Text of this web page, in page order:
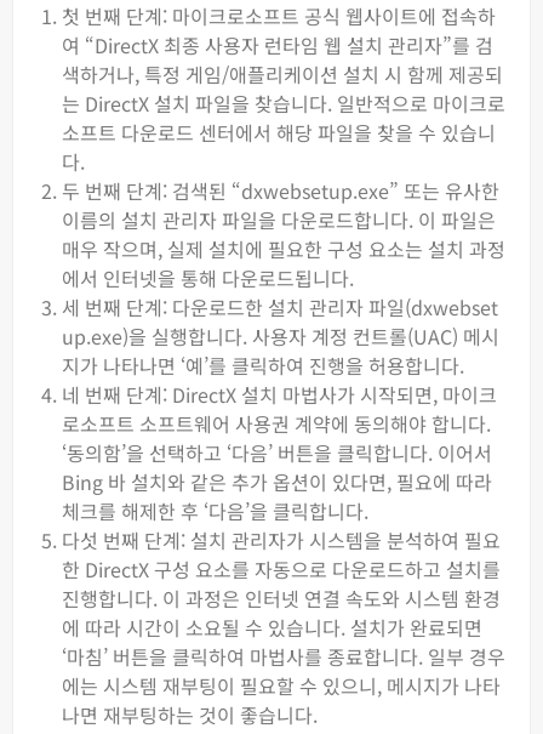
첫 번째 단계: 마이크로소프트 공식 웹사이트에 접속하
여 “DirectX 최종 사용자 런타임 웹 설치 관리자”를 검
색하거나, 특정 게임/애플리케이션 설치 시 함께 제공되
는 DirectX 설치 파일을 찾습니다. 일반적으로 마이크로
소프트 다운로드 센터에서 해당 파일을 찾을 수 있습니
다.
두 번째 단계: 검색된 “dxwebsetup.exe” 또는 유사한
이름의 설치 관리자 파일을 다운로드합니다. 이 파일은
매우 작으며, 실제 설치에 필요한 구성 요소는 설치 과정
에서 인터넷을 통해 다운로드됩니다.
세 번째 단계: 다운로드한 설치 관리자 파일(dxwebset
up.exe)을 실행합니다. 사용자 계정 컨트롤(UAC) 메시
지가 나타나면 ‘예’를 클릭하여 진행을 허용합니다.
네 번째 단계: DirectX 설치 마법사가 시작되면, 마이크
로소프트 소프트웨어 사용권 계약에 동의해야 합니다.
‘동의함’을 선택하고 ‘다음’ 버튼을 클릭합니다. 이어서
Bing 바 설치와 같은 추가 옵션이 있다면, 필요에 따라
체크를 해제한 후 ‘다음’을 클릭합니다.
다섯 번째 단계: 설치 관리자가 시스템을 분석하여 필요
한 DirectX 구성 요소를 자동으로 다운로드하고 설치를
진행합니다. 이 과정은 인터넷 연결 속도와 시스템 환경
에 따라 시간이 소요될 수 있습니다. 설치가 완료되면
‘마침’ 버튼을 클릭하여 마법사를 종료합니다. 일부 경우
에는 시스템 재부팅이 필요할 수 있으니, 메시지가 나타
나면 재부팅하는 것이 좋습니다.